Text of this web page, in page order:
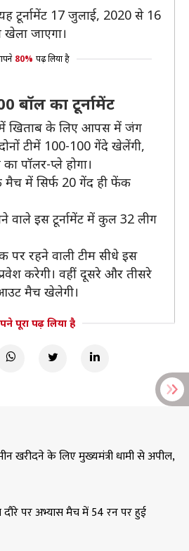
टूर्नामेंट 17 जुलाई, 2020 से 16
जाएगा।
80% पढ़ लिया है
बॉल का टूर्नामेंट
खिताब के लिए आपस में जंग
टीमें 100-100 गेंदे खेलेंगी,
पॉलर-प्ले होगा।
में सिर्फ 20 गेंद ही फेंक
इस टूर्नामेंट में कुल 32 लीग
पर रहने वाली टीम सीधे इस
करेगी। वहीं दूसरे और तीसरे
मैच खेलेगी।
पूरा पढ़ लिया है
खरीदने के लिए मुख्यमंत्री धामी से अपील,
दौरे पर अभ्यास मैच में 54 रन पर हुई